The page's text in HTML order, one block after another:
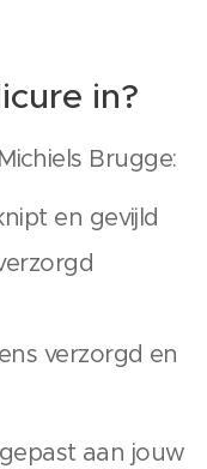
in?
Brugge:
en gevijld
verzorgd en
aan jouw